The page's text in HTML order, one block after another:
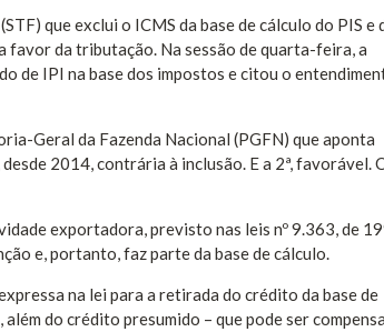
que exclui o ICMS da base de cálculo do PIS e
da tributação. Na sessão de quarta-feira, a
de IPI na base dos impostos e citou o
Geral da Fazenda Nacional (PGFN) que aponta
2014, contrária à inclusão. E a 2ª, favorável.
exportadora, previsto nas leis nº 9.363, de
e, portanto, faz parte da base de cálculo.
na lei para a retirada do crédito da base de
do crédito presumido – que pode ser